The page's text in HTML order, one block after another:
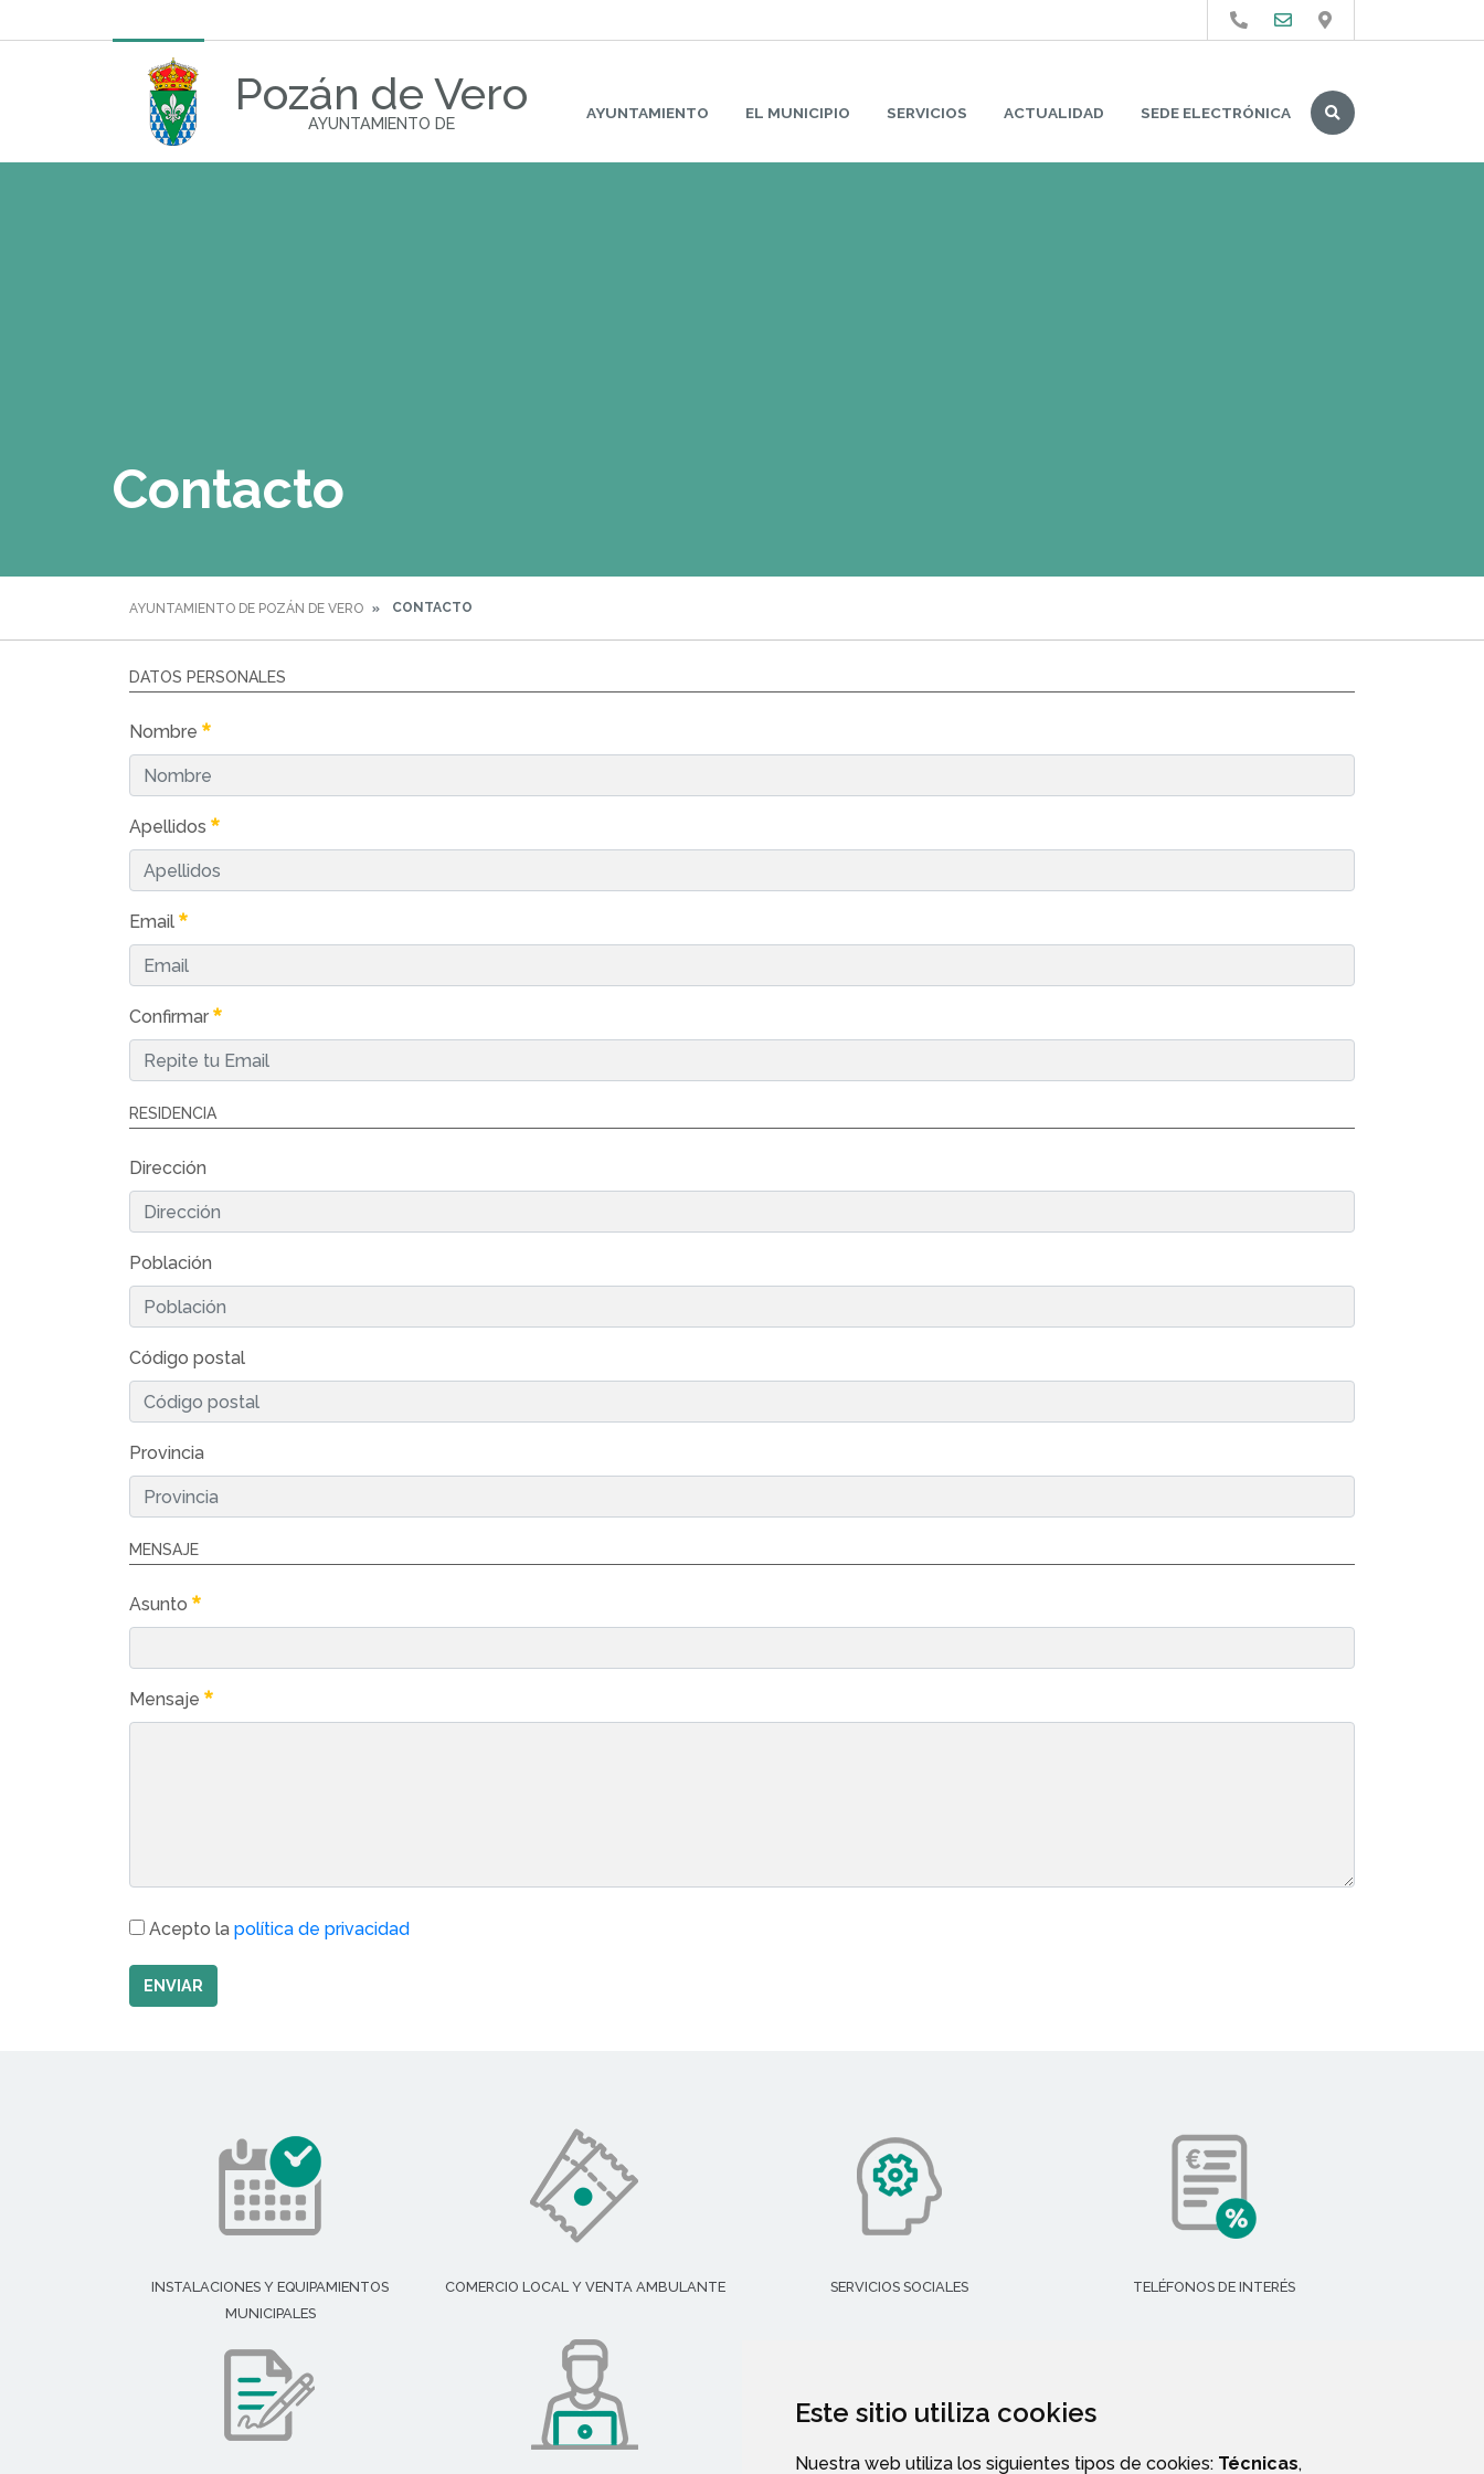
Este sitio utiliza cookies
Nuestra web utiliza los siguientes tipos de cookies: Técnicas,
Pozán de Vero
AYUNTAMIENTO DE
AYUNTAMIENTO EL MUNICIPIO SERVICIOS ACTUALIDAD SEDE ELECTRÓNICA
Buscar
Contacto
AYUNTAMIENTO DE POZÁN DE VERO CONTACTO
DATOS PERSONALES
Nombre
Apellidos
Email
Confirmar
RESIDENCIA
Dirección
Población
Código postal
Provincia
MENSAJE
Asunto
Mensaje
Acepto la política de privacidad
ENVIAR
INSTALACIONES Y EQUIPAMIENTOS
MUNICIPALES
COMERCIO LOCAL Y VENTA AMBULANTE SERVICIOS SOCIALES TELÉFONOS DE INTERÉS